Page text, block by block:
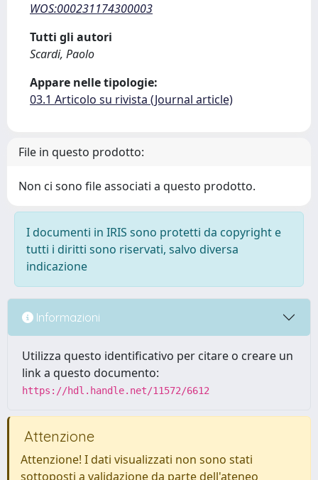
WOS:000231174300003
Tutti gli autori
Scardi, Paolo
Appare nelle tipologie:
03.1 Articolo su rivista (Journal article)
File in questo prodotto:
Non ci sono file associati a questo prodotto.
I documenti in IRIS sono protetti da copyright e
tutti i diritti sono riservati, salvo diversa
indicazione
Informazioni
Utilizza questo identificativo per citare o creare un
link a questo documento:
https://hdl.handle.net/11572/6612
Attenzione
Attenzione! I dati visualizzati non sono stati
sottoposti a validazione da parte dell'ateneo